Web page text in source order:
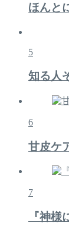
ほんと
5
知る人
6
甘皮ケ
7
『神